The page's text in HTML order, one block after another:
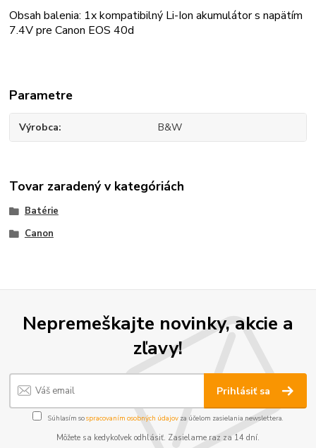
Obsah balenia: 1x kompatibilný Li-Ion akumulátor s napätím
7.4V pre Canon EOS 40d
Parametre
Výrobca B&W
Tovar zaradený v kategóriách
Batérie
Canon
Nepremeškajte novinky, akcie a
zľavy!
Prihlásiť sa
Súhlasím sospracovaním osobných údajov za účelom zasielania newslettera.
Môžete sa kedykoľvek odhlásiť. Zasielame raz za 14 dní.